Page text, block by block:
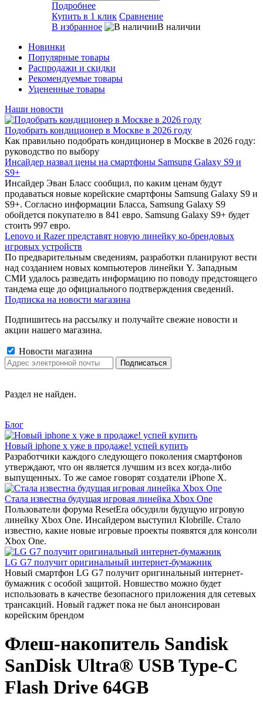
Подробнее
Купить в 1 клик Сравнение
В избранное
В наличии
Новинки
Популярные товары
Распродажи и скидки
Рекомендуемые товары
Уцененные товары
Наши новости
Подобрать кондиционер в Москве в 2026 году
Как правильно подобрать кондиционер в Москве в 2026 году:
руководство по выбору
Инсайдер назвал цены на смартфоны Samsung Galaxy S9 и
S9+
Инсайдер Эван Бласс сообщил, по каким ценам будут
продаваться новые корейские смартфоны Samsung Galaxy S9 и
S9+. Согласно информации Бласса, Samsung Galaxy S9
обойдется покупателю в 841 евро. Samsung Galaxy S9+ будет
стоить 997 евро.
Lenovo и Razer представят новую линейку ко-брендовых
игровых устройств
По предварительным сведениям, разработки планируют вести
над созданием новых компьютеров линейки Y. Западным
СМИ удалось разведать информацию по поводу предстоящего
тандема еще до официального подтверждения сведений.
Подписка на новости магазина
Подпишитесь на рассылку и получайте свежие новости и
акции нашего магазина.
Новости магазина
Раздел не найден.
Блог
Новый iphone x уже в продаже! успей купить
Разработчики каждого следующего поколения смартфонов
утверждают, что он является лучшим из всех когда-либо
выпущенных. То же самое говорят создатели iPhone X.
Стала известна будущая игровая линейка Xbox One
Пользователи форума ResetEra обсудили будущую игровую
линейку Xbox One. Инсайдером выступил Klobrille. Стало
известно, какие новые игровые проекты появятся для консоли
Xbox One.
LG G7 получит оригинальный интернет-бумажник
Новый смартфон LG G7 получит оригинальный интернет-
бумажник с особой защитой. Новшество можно будет
использовать в качестве безопасного приложения для сетевых
трансакций. Новый гаджет пока не был анонсирован
корейским брендом
Флеш-накопитель Sandisk
SanDisk Ultra® USB Type-C
Flash Drive 64GB